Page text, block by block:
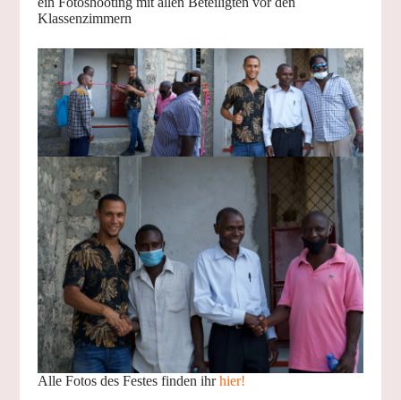
Klassenzimmern
Alle Fotos des Festes finden ihrhier!